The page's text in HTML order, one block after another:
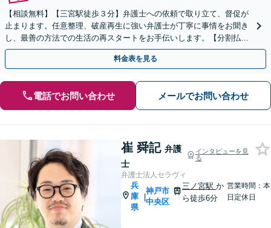
【相談無料】【三宮駅徒歩３分】弁護士への依頼で取り立て、督促が
止まります。任意整理、破産再生に強い弁護士が丁寧に事情をお聞き
し、最善の方法での生活の再スタートをお手伝いします。【分割払
可】【夜間休日対応可】【完全個室】
料金表を見る
電話でお問い合わせ メールでお問い合わせ
崔 舜記 弁護
士
インタビューを見
る
弁護士法人セラヴィ
兵
庫
県
|
神戸市
中央区
三ノ宮駅か
ら徒歩6分
営業時間：本
日定休日